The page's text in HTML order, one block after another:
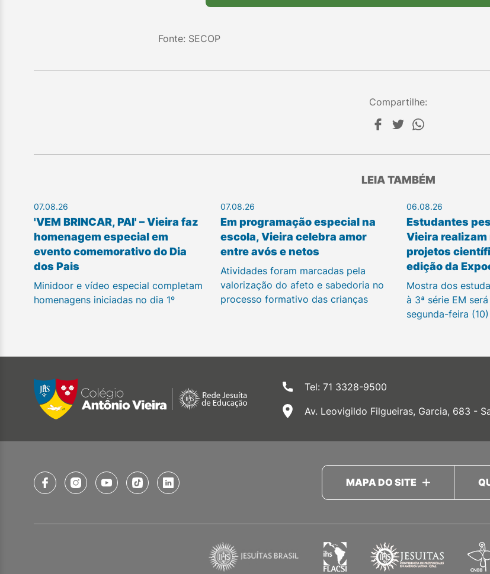
Fonte: SECOP
Compartilhe:
LEIA TAMBÉM
07.08.26
'VEM BRINCAR, PAI' – Vieira faz
homenagem especial em
evento comemorativo do Dia
dos Pais
Minidoor e vídeo especial completam
homenagens iniciadas no dia 1º
07.08.26
Em programação especial na
escola, Vieira celebra amor
entre avós e netos
Atividades foram marcadas pela
valorização do afeto e sabedoria no
processo formativo das crianças
06.08.26
Estudantes
Vieira realizam
projetos
edição da
Mostra dos
à 3ª série EM
segunda-feira (10)
Tel: 71 3328-9500
Av. Leovigildo Filgueiras, Garcia, 683 -
MAPA DO SITE